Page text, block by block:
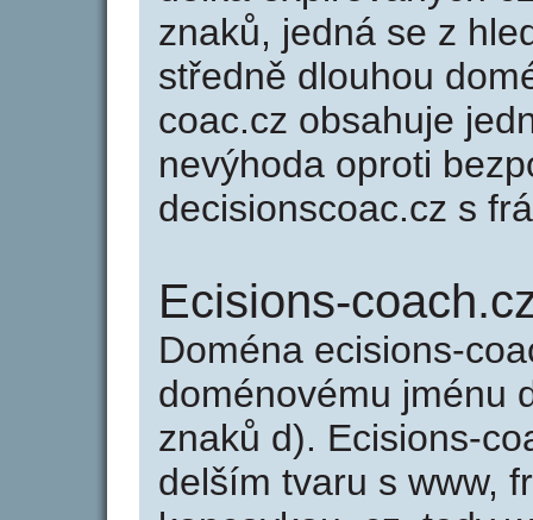
znaků, jedná se z
středně dlouhou
coac.cz obsahuje
nevýhoda oproti
decisionscoac.cz s
Ecisions-
Doména ecisions-
doménovému jménu
znaků d). Ecisions-
delším tvaru s www,